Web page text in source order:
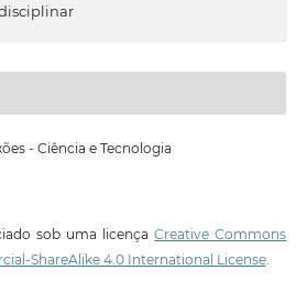
- Ciência e Tecnologia
sob uma licençaCreative Commons
ShareAlike 4.0 International License.